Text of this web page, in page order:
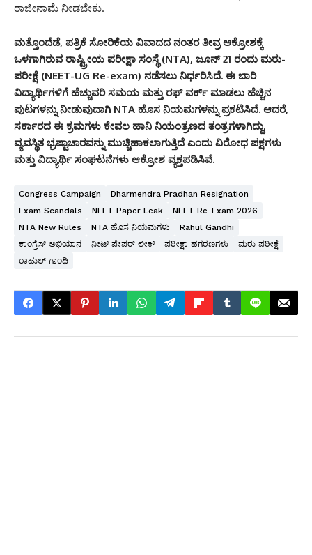
ರಾಜೀನಾಮೆ ನೀಡಬೇಕು.
ಮತ್ತೊಂದೆಡೆ, ಪತ್ರಿಕೆ ಸೋರಿಕೆಯ ವಿವಾದದ ನಂತರ ತೀವ್ರ ಆಕ್ರೋಶಕ್ಕೆ
ಒಳಗಾಗಿರುವ ರಾಷ್ಟ್ರೀಯ ಪರೀಕ್ಷಾ ಸಂಸ್ಥೆ (NTA), ಜೂನ್ 21 ರಂದು ಮರು-
ಪರೀಕ್ಷೆ (NEET-UG Re-exam) ನಡೆಸಲು ನಿರ್ಧರಿಸಿದೆ. ಈ ಬಾರಿ
ವಿದ್ಯಾರ್ಥಿಗಳಿಗೆ ಹೆಚ್ಚುವರಿ ಸಮಯ ಮತ್ತು ರಫ್ ವರ್ಕ್ ಮಾಡಲು ಹೆಚ್ಚಿನ
ಪುಟಗಳನ್ನು ನೀಡುವುದಾಗಿ NTA ಹೊಸ ನಿಯಮಗಳನ್ನು ಪ್ರಕಟಿಸಿದೆ. ಆದರೆ,
ಸರ್ಕಾರದ ಈ ಕ್ರಮಗಳು ಕೇವಲ ಹಾನಿ ನಿಯಂತ್ರಣದ ತಂತ್ರಗಳಾಗಿದ್ದು,
ವ್ಯವಸ್ಥಿತ ಭ್ರಷ್ಟಾಚಾರವನ್ನು ಮುಚ್ಚಿಹಾಕಲಾಗುತ್ತಿದೆ ಎಂದು ವಿರೋಧ ಪಕ್ಷಗಳು
ಮತ್ತು ವಿದ್ಯಾರ್ಥಿ ಸಂಘಟನೆಗಳು ಆಕ್ರೋಶ ವ್ಯಕ್ತಪಡಿಸಿವೆ.
Congress Campaign
Dharmendra Pradhan Resignation
Exam Scandals
NEET Paper Leak
NEET Re-Exam 2026
NTA New Rules
NTA ಹೊಸ ನಿಯಮಗಳು
Rahul Gandhi
ಕಾಂಗ್ರೆಸ್ ಅಭಿಯಾನ
ನೀಟ್ ಪೇಪರ್ ಲೀಕ್ ಪರೀಕ್ಷಾ ಹಗರಣಗಳು
ಮರು ಪರೀಕ್ಷೆ
ರಾಹುಲ್ ಗಾಂಧಿ